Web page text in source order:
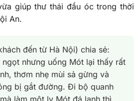
giúp thư thái đầu óc trong thời
An.
đến từ Hà Nội) chia sẻ:
ngọt nhưng uống Mót lại thấy rất
thơm nhẹ mùi sả gừng và
bị gắt đường. Đi bộ quanh